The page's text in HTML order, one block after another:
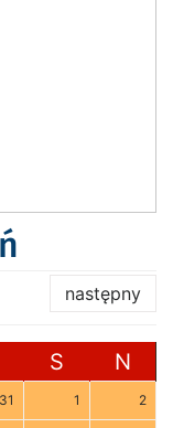
następny
S N
31 1 2